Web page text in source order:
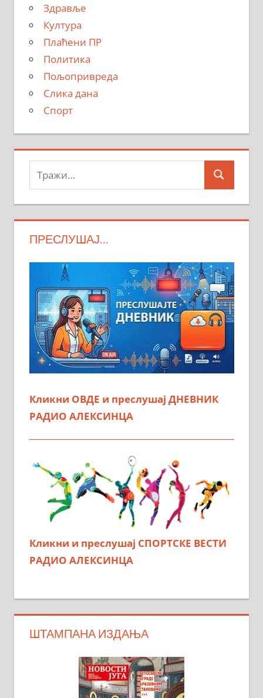
Здравље
Култура
Плаћени ПР
Политика
Пољопривреда
Слика дана
Спорт
Тражи:
Search
ПРЕСЛУШАЈ…
Кликни ОВДЕ и преслушај ДНЕВНИК
РАДИО АЛЕКСИНЦА
Кликни и преслушај СПОРТСКЕ ВЕСТИ
РАДИО АЛЕКСИНЦА
ШТАМПАНА ИЗДАЊА